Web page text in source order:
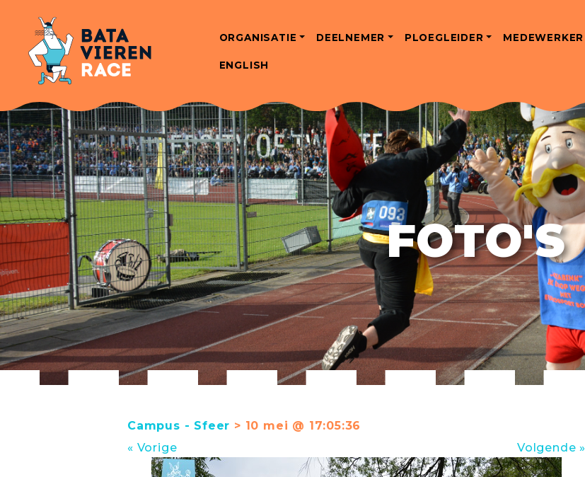
ORGANISATIE DEELNEMER PLOEGLEIDER MEDEWERKER
ENGLISH
FOTO'S
Campus - Sfeer > 10 mei @ 17:05:36
« Vorige
Volgende »